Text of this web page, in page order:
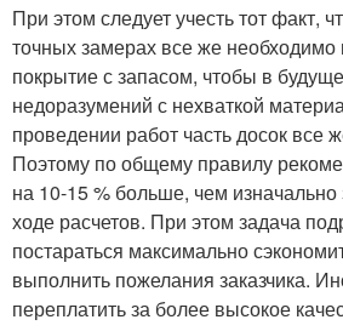
При этом следует учесть тот факт,
точных замерах все же необходимо
покрытие с запасом, чтобы в
недоразумений с нехваткой
проведении работ часть досок все
Поэтому по общему правилу
на 10-15 % больше, чем
ходе расчетов. При этом задача
постараться максимально
выполнить пожелания заказчика.
переплатить за более высокое